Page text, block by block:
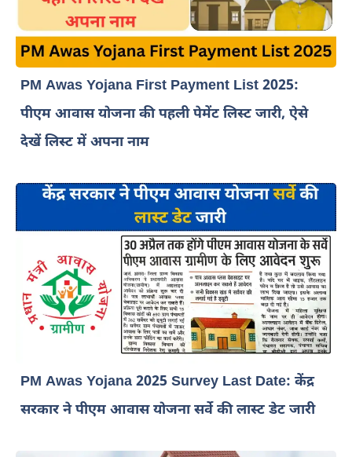
PM Awas Yojana First Payment List 2025:
पीएम आवास योजना की पहली पेमेंट लिस्ट जारी, ऐसे
देखें लिस्ट में अपना नाम
PM Awas Yojana 2025 Survey Last Date: केंद्र
सरकार ने पीएम आवास योजना सर्वे की लास्ट डेट जारी